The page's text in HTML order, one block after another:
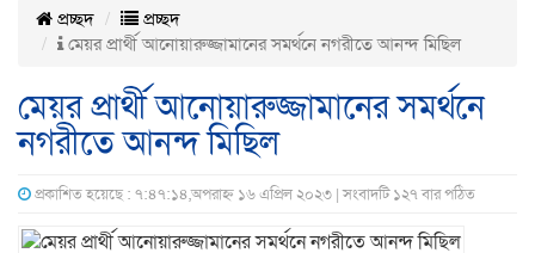
প্রচ্ছদ
প্রচ্ছদ
মেয়র প্রার্থী আনোয়ারুজ্জামানের সমর্থনে নগরীতে আনন্দ মিছিল
মেয়র প্রার্থী আনোয়ারুজ্জামানের সমর্থনে
নগরীতে আনন্দ মিছিল
প্রকাশিত হয়েছে : ৭:৪৭:১৪,অপরাহ্ন ১৬ এপ্রিল ২০২৩ | সংবাদটি ১২৭ বার পঠিত